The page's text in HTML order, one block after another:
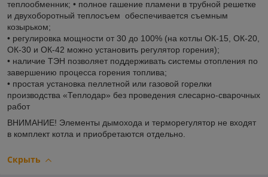
теплообменник; • полное гашение пламени в трубной решетке
и двухоборотный теплосъем обеспечивается съемным
козырьком;
• регулировка мощности от 30 до 100% (на котлы ОК-15, ОК-20,
ОК-30 и ОК-42 можно установить регулятор горения);
• наличие ТЭН позволяет поддерживать системы отопления по
завершению процесса горения топлива;
• простая установка пеллетной или газовой горелки
производства «Теплодар» без проведения слесарно-сварочных
работ
ВНИМАНИЕ! Элементы дымохода и терморегулятор не входят
в комплект котла и приобретаются отдельно.
Скрыть